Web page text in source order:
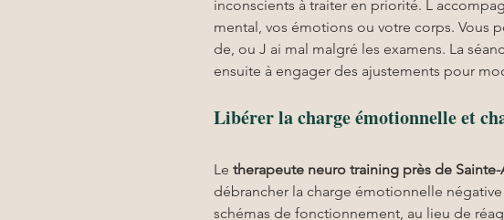
inconscients à traiter en priorité. L
mental, vos émotions ou votre corps. Vous
de, ou J ai mal malgré les examens. La
ensuite à engager des ajustements pour
Libérer la charge émotionnelle et
Le therapeute neuro training près de
débrancher la charge émotionnelle
schémas de fonctionnement, au lieu de